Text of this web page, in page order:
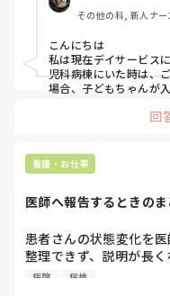
その他の科, 新人ナー
こんにちは
私は現在デイサービス
児科病棟にいた時は、
場合、子どもちゃんが
んその時の容態にはよ
回
看護・お仕事
医師へ報告するときの
患者さんの状態変化を
整理できず、説明が長く
SBARを意識していま
病院 病棟